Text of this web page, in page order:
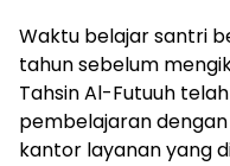
Waktu belajar santri
tahun sebelum
Tahsin Al-Futuuh
pembelajaran dengan
kantor layanan yang